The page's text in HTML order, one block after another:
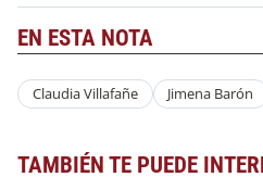
EN ESTA NOTA
Claudia Villafañe Jimena Barón
TAMBIÉN TE PUEDE